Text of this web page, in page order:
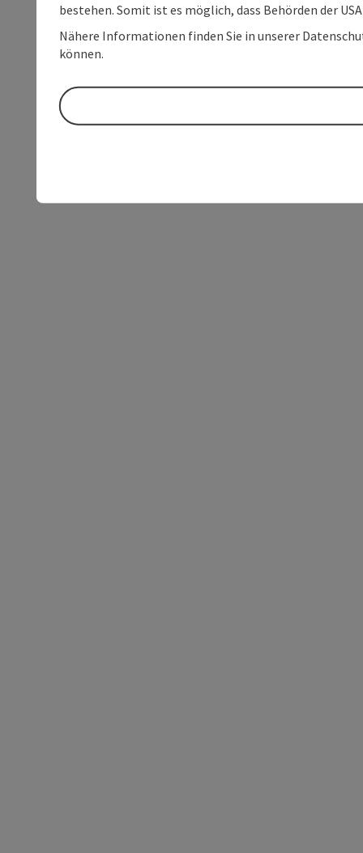
bestehen. Somit ist es möglich, dass Behörden der
Nähere Informationen finden Sie in unserer
können.